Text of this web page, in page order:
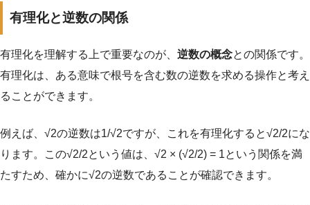
有理化と逆数の関係
有理化を理解する上で重要なのが、 逆数の概念との関係です。
有理化は、ある意味で根号を含む数の逆数を求める操作と考え
ることができます。
例えば、√2の逆数は1/√2ですが、これを有理化すると√2/2にな
ります。この√2/2という値は、√2 × (√2/2) = 1という関係を満
たすため、確かに√2の逆数であることが確認できます。